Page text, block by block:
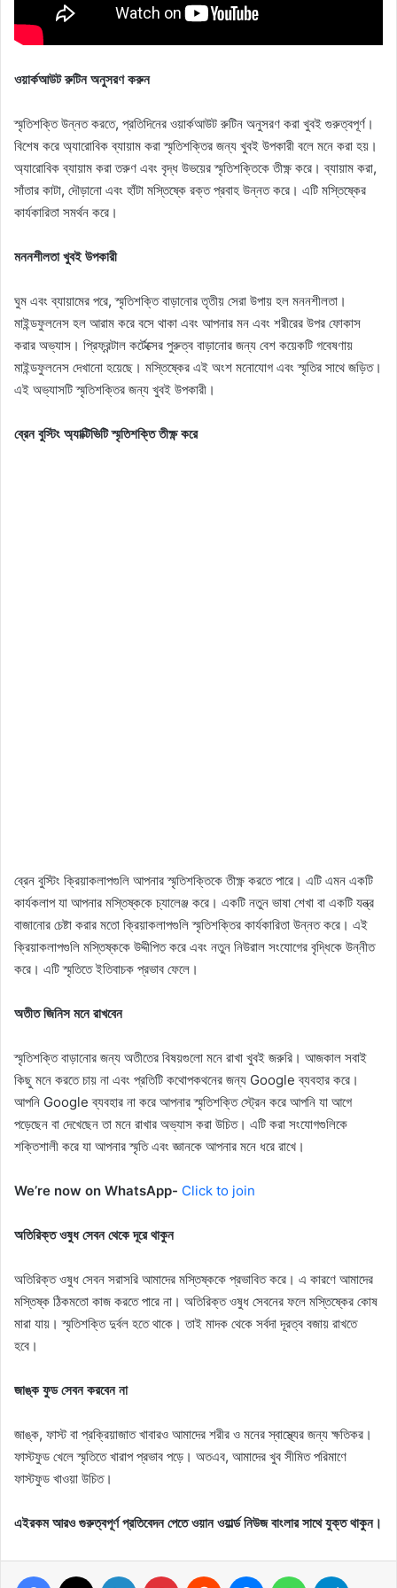
ওয়ার্কআউট রুটিন অনুসরণ করুন
স্মৃতিশক্তি উন্নত করতে, প্রতিদিনের ওয়ার্কআউট রুটিন অনুসরণ করা খুবই গুরুত্বপূর্ণ।
বিশেষ করে অ্যারোবিক ব্যায়াম করা স্মৃতিশক্তির জন্য খুবই উপকারী বলে মনে করা হয়।
অ্যারোবিক ব্যায়াম করা তরুণ এবং বৃদ্ধ উভয়ের স্মৃতিশক্তিকে তীক্ষ্ণ করে। ব্যায়াম করা,
সাঁতার কাটা, দৌড়ানো এবং হাঁটা মস্তিষ্কে রক্ত ​​​​প্রবাহ উন্নত করে। এটি মস্তিষ্কের
কার্যকারিতা সমর্থন করে।
মননশীলতা খুবই উপকারী
ঘুম এবং ব্যায়ামের পরে, স্মৃতিশক্তি বাড়ানোর তৃতীয় সেরা উপায় হল মননশীলতা।
মাইন্ডফুলনেস হল আরাম করে বসে থাকা এবং আপনার মন এবং শরীরের উপর ফোকাস
করার অভ্যাস। প্রিফ্রন্টাল কর্টেক্সের পুরুত্ব বাড়ানোর জন্য বেশ কয়েকটি গবেষণায়
মাইন্ডফুলনেস দেখানো হয়েছে। মস্তিষ্কের এই অংশ মনোযোগ এবং স্মৃতির সাথে জড়িত।
এই অভ্যাসটি স্মৃতিশক্তির জন্য খুবই উপকারী।
ব্রেন বুস্টিং অ্যাক্টিভিটি স্মৃতিশক্তি তীক্ষ্ণ করে
ব্রেন বুস্টিং ক্রিয়াকলাপগুলি আপনার স্মৃতিশক্তিকে তীক্ষ্ণ করতে পারে। এটি এমন একটি
কার্যকলাপ যা আপনার মস্তিষ্ককে চ্যালেঞ্জ করে। একটি নতুন ভাষা শেখা বা একটি যন্ত্র
বাজানোর চেষ্টা করার মতো ক্রিয়াকলাপগুলি স্মৃতিশক্তির কার্যকারিতা উন্নত করে। এই
ক্রিয়াকলাপগুলি মস্তিষ্ককে উদ্দীপিত করে এবং নতুন নিউরাল সংযোগের বৃদ্ধিকে উন্নীত
করে। এটি স্মৃতিতে ইতিবাচক প্রভাব ফেলে।
অতীত জিনিস মনে রাখবেন
স্মৃতিশক্তি বাড়ানোর জন্য অতীতের বিষয়গুলো মনে রাখা খুবই জরুরি। আজকাল সবাই
কিছু মনে করতে চায় না এবং প্রতিটি কথোপকথনের জন্য Google ব্যবহার করে।
আপনি Google ব্যবহার না করে আপনার স্মৃতিশক্তি স্ট্রেন করে আপনি যা আগে
পড়েছেন বা দেখেছেন তা মনে রাখার অভ্যাস করা উচিত। এটি করা সংযোগগুলিকে
শক্তিশালী করে যা আপনার স্মৃতি এবং জ্ঞানকে আপনার মনে ধরে রাখে।
We’re now on WhatsApp- Click to join
অতিরিক্ত ওষুধ সেবন থেকে দূরে থাকুন
অতিরিক্ত ওষুধ সেবন সরাসরি আমাদের মস্তিষ্ককে প্রভাবিত করে। এ কারণে আমাদের
মস্তিষ্ক ঠিকমতো কাজ করতে পারে না। অতিরিক্ত ওষুধ সেবনের ফলে মস্তিষ্কের কোষ
মারা যায়। স্মৃতিশক্তি দুর্বল হতে থাকে। তাই মাদক থেকে সর্বদা দূরত্ব বজায় রাখতে
হবে।
জাঙ্ক ফুড সেবন করবেন না
জাঙ্ক, ফাস্ট বা প্রক্রিয়াজাত খাবারও আমাদের শরীর ও মনের স্বাস্থ্যের জন্য ক্ষতিকর।
ফাস্টফুড খেলে স্মৃতিতে খারাপ প্রভাব পড়ে। অতএব, আমাদের খুব সীমিত পরিমাণে
ফাস্টফুড খাওয়া উচিত।
এইরকম আরও গুরুত্বপূর্ণ প্রতিবেদন পেতে ওয়ান ওয়ার্ল্ড নিউজ বাংলার সাথে যুক্ত থাকুন।